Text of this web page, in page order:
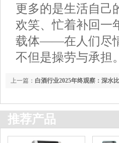
更多的是生活自己
欢笑、忙着补回一
载体——在人们尽
不但是操劳与承担。
上一篇： 白酒行业2025年终观察：深水
推荐产品